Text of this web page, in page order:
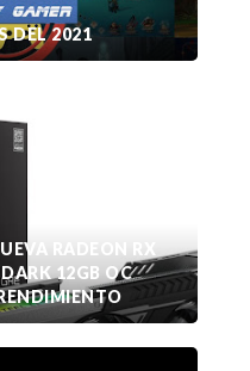
DEL 2021
RADEON RX
12GB OC